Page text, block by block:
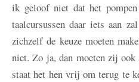
ik geloof niet dat het
taalcursussen daar iets aan
zichzelf de keuze moeten
niet. Zo ja, dan moeten zij ook
staat het hen vrij om terug te